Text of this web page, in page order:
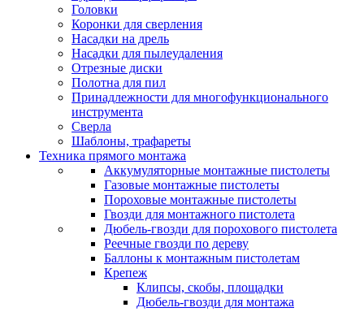
Головки
Коронки для сверления
Насадки на дрель
Насадки для пылеудаления
Отрезные диски
Полотна для пил
Принадлежности для многофункционального
инструмента
Сверла
Шаблоны, трафареты
Техника прямого монтажа
Аккумуляторные монтажные пистолеты
Газовые монтажные пистолеты
Пороховые монтажные пистолеты
Гвозди для монтажного пистолета
Дюбель-гвозди для порохового пистолета
Реечные гвозди по дереву
Баллоны к монтажным пистолетам
Крепеж
Клипсы, скобы, площадки
Дюбель-гвозди для монтажа